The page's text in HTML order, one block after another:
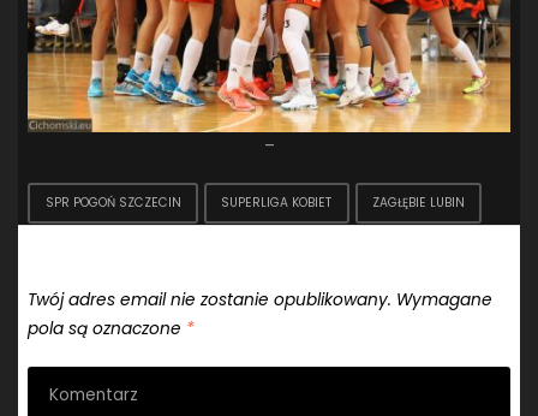
–
SPR POGOŃ SZCZECIN SUPERLIGA KOBIET ZAGŁĘBIE LUBIN
Twój adres email nie zostanie opublikowany. Wymagane
pola są oznaczone *